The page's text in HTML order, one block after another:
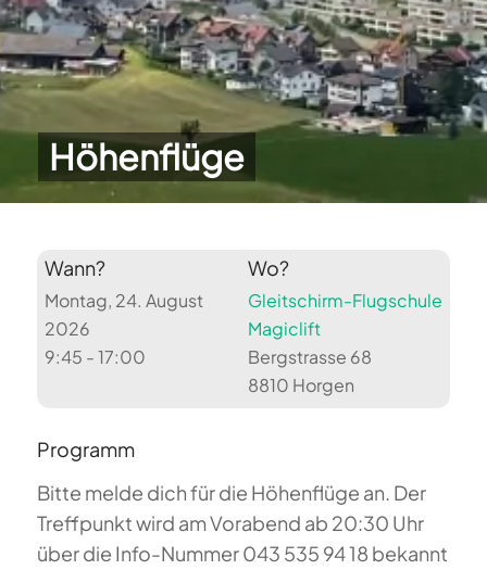
Höhenflüge
Wann?
Montag, 24. August
2026
9:45 - 17:00
Wo?
Gleitschirm-Flugschule
Magiclift
Bergstrasse 68
8810 Horgen
Programm
Bitte melde dich für die Höhenflüge an. Der
Treffpunkt wird am Vorabend ab 20:30 Uhr
über die Info-Nummer 043 535 94 18 bekannt